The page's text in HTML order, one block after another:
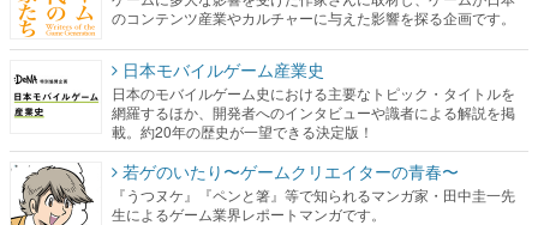
のコンテンツ産業やカルチャーに与えた影響を探る企画です。
日本モバイルゲーム産業史
日本のモバイルゲーム史における主要なトピック・タイトルを
網羅するほか、開発者へのインタビューや識者による解説を掲
載。約20年の歴史が一望できる決定版！
若ゲのいたり〜ゲームクリエイターの青春〜
『うつヌケ』『ペンと箸』等で知られるマンガ家・田中圭一先
生によるゲーム業界レポートマンガです。